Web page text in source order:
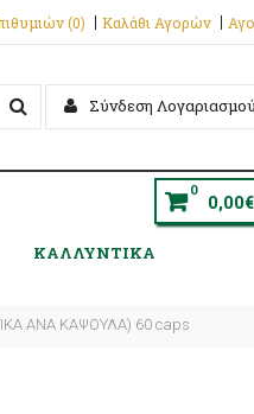
(0) Καλάθι Αγορών
Σύνδεση Λογαριασμού
0 0,00€
ΚΑΛΛΥΝΤΙΚΑ
ΑΝΑ ΚΑΨΟΥΛΑ) 60 caps